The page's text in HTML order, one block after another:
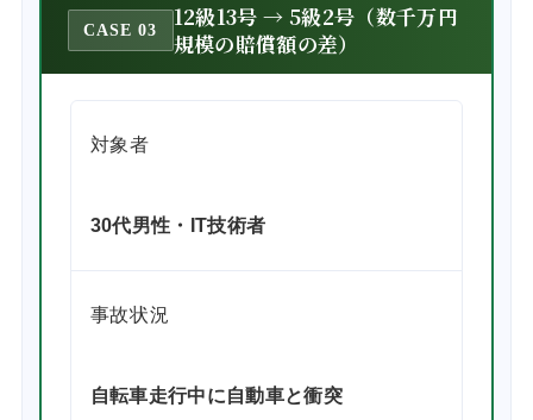
CASE 03
12級13号 → 5級2号（数千万円
規模の賠償額の差）
対象者
30代男性・IT技術者
事故状況
自転車走行中に自動車と衝突